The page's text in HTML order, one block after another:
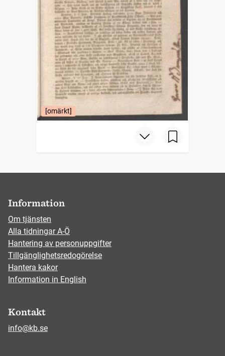
[omärkt]
Information
Om tjänsten
Alla tidningar A-Ö
Hantering av personuppgifter
Tillgänglighetsredogörelse
Hantera kakor
Information in English
Kontakt
info@kb.se